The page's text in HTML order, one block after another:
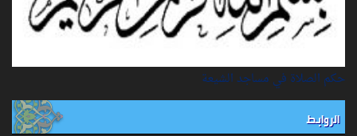
حكم الصلاة في مساجد الشيعة
الروابط